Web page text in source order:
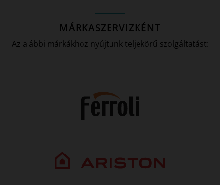
MÁRKASZERVIZKÉNT
Az alábbi márkákhoz nyújtunk teljekörű szolgáltatást: